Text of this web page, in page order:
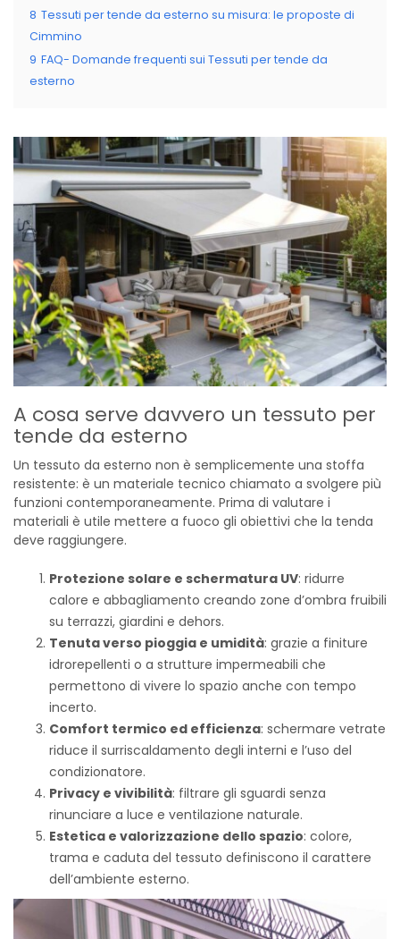
8 Tessuti per tende da esterno su misura: le proposte di
Cimmino
9 FAQ- Domande frequenti sui Tessuti per tende da
esterno
A cosa serve davvero un tessuto per
tende da esterno
Un tessuto da esterno non è semplicemente una stoffa
resistente: è un materiale tecnico chiamato a svolgere più
funzioni contemporaneamente. Prima di valutare i
materiali è utile mettere a fuoco gli obiettivi che la tenda
deve raggiungere.
Protezione solare e schermatura UV: ridurre
calore e abbagliamento creando zone d’ombra fruibili
su terrazzi, giardini e dehors.
Tenuta verso pioggia e umidità: grazie a finiture
idrorepellenti o a strutture impermeabili che
permettono di vivere lo spazio anche con tempo
incerto.
Comfort termico ed efficienza: schermare vetrate
riduce il surriscaldamento degli interni e l’uso del
condizionatore.
Privacy e vivibilità: filtrare gli sguardi senza
rinunciare a luce e ventilazione naturale.
Estetica e valorizzazione dello spazio: colore,
trama e caduta del tessuto definiscono il carattere
dell’ambiente esterno.